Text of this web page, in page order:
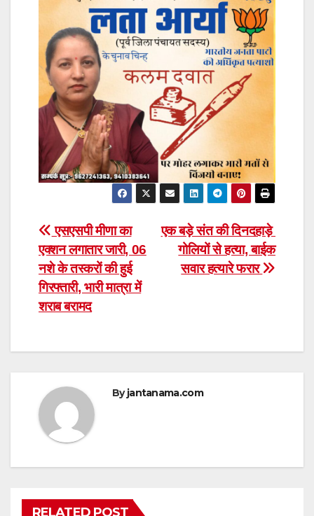
Post
navigation
एक बड़े संत की दिनदहाड़े
गोलियों से हत्या, बाईक
सवार हत्यारे फरार
एसएसपी मीणा का
एक्शन लगातार जारी, 06
नशे के तस्करों की हुई
गिरफ्तारी, भारी मात्रा में
शराब बरामद
Byjantanama.com
RELATED POST